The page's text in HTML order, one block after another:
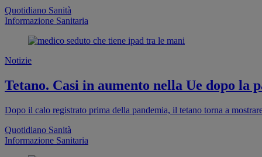
Quotidiano Sanità
Informazione Sanitaria
Notizie
Tetano. Casi in aumento nella Ue dopo la
Dopo il calo registrato prima della pandemia, il tetano torna a
Quotidiano Sanità
Informazione Sanitaria